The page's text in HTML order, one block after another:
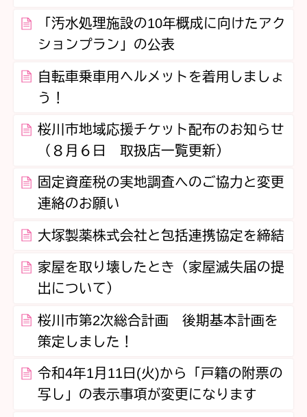
「汚水処理施設の10年概成に向けたアク
ションプラン」の公表
自転車乗車用ヘルメットを着用しましょ
う！
桜川市地域応援チケット配布のお知らせ
（８月６日 取扱店一覧更新）
固定資産税の実地調査へのご協力と変更
連絡のお願い
大塚製薬株式会社と包括連携協定を締結
家屋を取り壊したとき（家屋滅失届の提
出について）
桜川市第2次総合計画 後期基本計画を
策定しました！
令和4年1月11日(火)から「戸籍の附票の
写し」の表示事項が変更になります